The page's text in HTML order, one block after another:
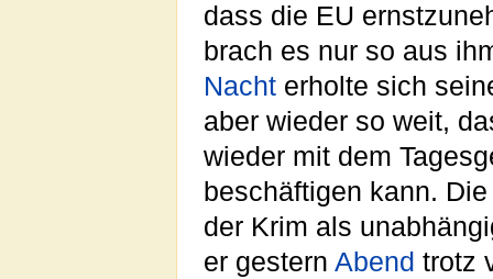
dass die EU
brach es nur so aus
Nacht erholte sich
aber wieder so weit,
wieder mit dem
beschäftigen kann.
der Krim als
er gestern Abend trotz